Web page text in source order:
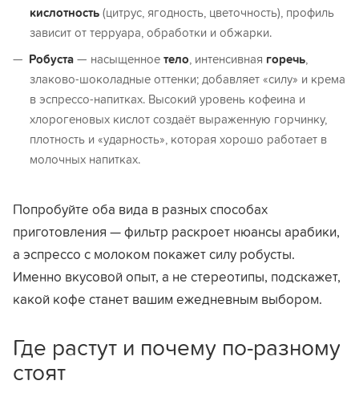
кислотность (цитрус, ягодность, цветочность), профиль
зависит от терруара, обработки и обжарки.
Робуста — насыщенное тело , интенсивная горечь
злаково-шоколадные оттенки; добавляет «силу» и крема
в эспрессо-напитках. Высокий уровень кофеина и
хлорогеновых кислот создаёт выраженную горчинку,
плотность и «ударность», которая хорошо работает в
молочных напитках.
Попробуйте оба вида в разных способах
приготовления — фильтр раскроет нюансы арабики,
а эспрессо с молоком покажет силу робусты.
Именно вкусовой опыт, а не стереотипы, подскажет,
какой кофе станет вашим ежедневным выбором.
Где растут и почему по-разному
стоят